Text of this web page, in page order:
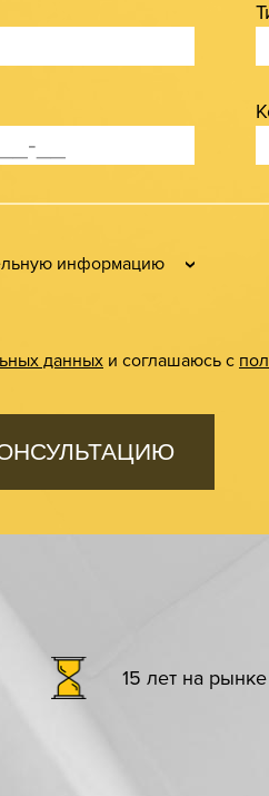
15 лет на
информацию
данных и соглашаюсь с